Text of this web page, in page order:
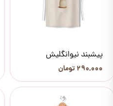
پیشبند نیوانگلیش
۲۹۰,۰۰۰ تومان